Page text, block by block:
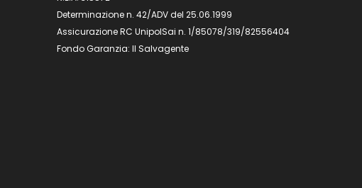
Determinazione n. 42/ADV del 25.06.1999
Assicurazione RC UnipolSai n. 1/85078/319/82556404
Fondo Garanzia: Il Salvagente